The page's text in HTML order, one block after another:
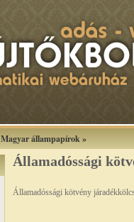
Magyar állampapírok»
Államadóssági
Államadóssági kötvény